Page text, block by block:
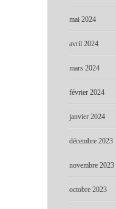
mai 2024
avril 2024
mars 2024
février 2024
janvier 2024
décembre 2023
novembre 2023
octobre 2023